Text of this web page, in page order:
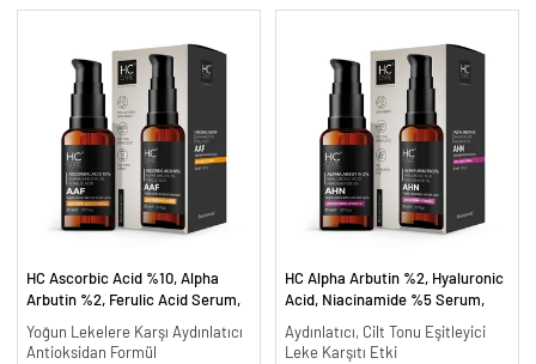
HC Ascorbic Acid %10, Alpha
Arbutin %2, Ferulic Acid Serum,
ml.
Yoğun Lekelere Karşı Aydınlatıcı
Antioksidan Formül
HC Alpha Arbutin %2, Hyaluronic
Acid, Niacinamide %5 Serum,
ml.
Aydınlatıcı, Cilt Tonu Eşitleyici
Leke Karşıtı Etki